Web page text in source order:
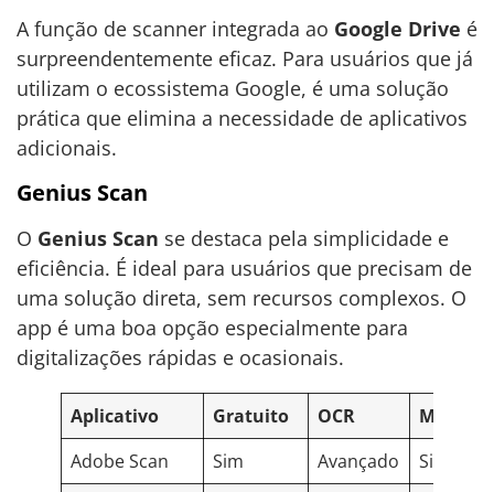
A função de scanner integrada ao Google Drive é
surpreendentemente eficaz. Para usuários que já
utilizam o ecossistema Google, é uma solução
prática que elimina a necessidade de aplicativos
adicionais.
Genius Scan
O Genius Scan se destaca pela simplicidade e
eficiência. É ideal para usuários que precisam de
uma solução direta, sem recursos complexos. O
app é uma boa opção especialmente para
digitalizações rápidas e ocasionais.
Aplicativo Gratuito OCR
Adobe Scan
Sim Avançado
Sim